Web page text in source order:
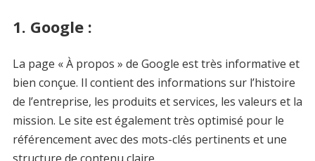
1. Google :
La page « À propos » de Google est très informative et
bien conçue. Il contient des informations sur l’histoire
de l’entreprise, les produits et services, les valeurs et la
mission. Le site est également très optimisé pour le
référencement avec des mots-clés pertinents et une